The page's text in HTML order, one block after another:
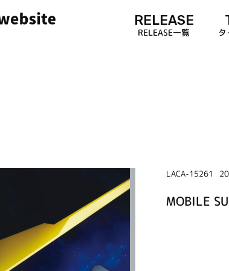
RELEASE
RELEASE一覧
LACA-15261
MOBILE